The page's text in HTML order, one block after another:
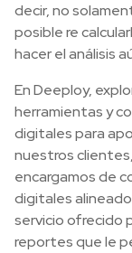
decir, no
posible re
hacer el análisis
En Deeploy,
herramientas y
digitales para
nuestros
encargamos de
digitales
servicio ofrecido
reportes que le